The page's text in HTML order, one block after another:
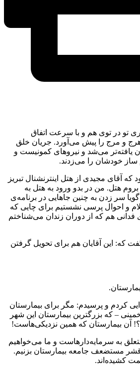
به قدری تو در توی هم و با سرعت اتفاق
و مرج را پیش می‌آورد. جریان خلق
یافته‌تر می‌شد و نیروهای کمونیست و
ساز خودشان را می‌زدند.
از روزهای بهار ۵۸ بود که آقای مجیدی از هتل اینترنشنال تبریز
هتل. من در بدو ورود به هتل به
سر زدن به چنین جاهایی در برنامه‌ی
و احوال پرسی نشستیم برای چایی که
فدانی هم که از دوران زندان می‌شناختم
که: این آقایان هم برای تحویل گرفتن
کردم و پرسیدم: مگر برای بیمارستان
– که بزرگترین بیمارستان این شهر
آن بیمارستان که همین نزدیکی‌هاست!
به سرمایه‌دارهاست و ما می‌خواهیم
مستضعف جامعه بیمارستان بزنیم.
کشیده‌اند.